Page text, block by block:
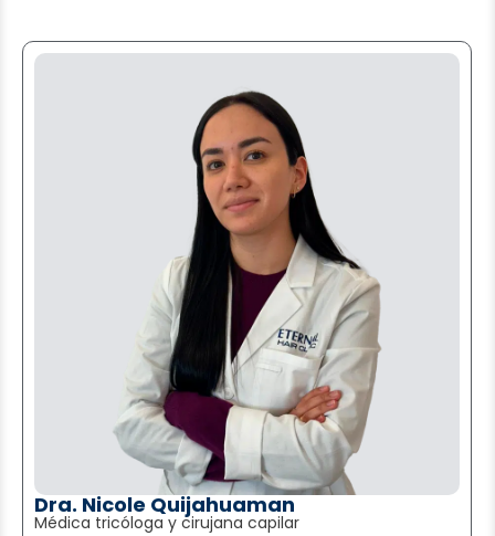
234
Dra. Nicole Quijahuaman
Médica tricóloga y cirujana capilar